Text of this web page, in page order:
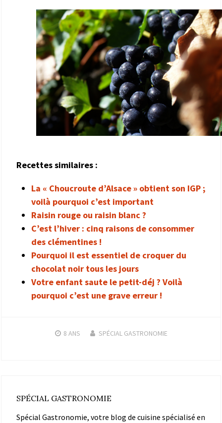
Recettes similaires :
La « Choucroute d’Alsace » obtient son IGP ;
voilà pourquoi c’est important
Raisin rouge ou raisin blanc ?
C’est l’hiver : cinq raisons de consommer
des clémentines !
Pourquoi il est essentiel de croquer du
chocolat noir tous les jours
Votre enfant saute le petit-déj ? Voilà
pourquoi c’est une grave erreur !
8 ANS SPÉCIAL GASTRONOMIE
SPÉCIAL GASTRONOMIE
Spécial Gastronomie, votre blog de cuisine spécialisé en